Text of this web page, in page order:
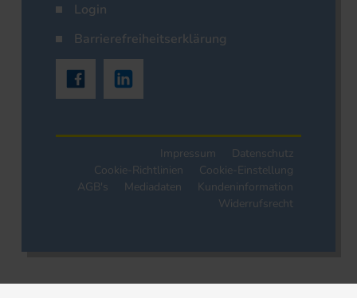
Login
Barrierefreiheitserklärung
Impressum
Datenschutz
Cookie-Richtlinien
Cookie-Einstellung
AGB's
Mediadaten
Kundeninformation
Widerrufsrecht